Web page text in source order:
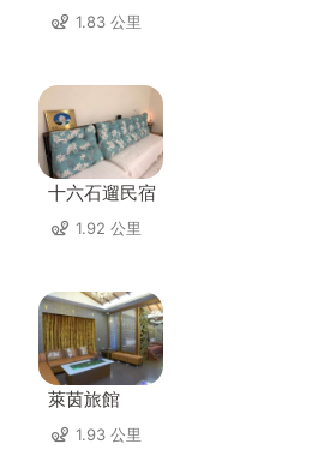
1.83 公里
十六石遛民宿
1.92 公里
萊茵旅館
1.93 公里